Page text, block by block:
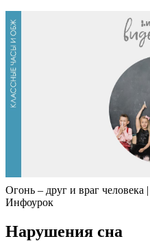
Огонь – друг и враг
Инфоурок
Нарушения сна